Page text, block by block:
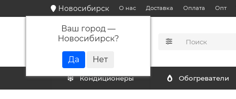
Новосибирск
Ваш город —
Новосибирск?
О нас Доставка Оплата Опт
КАТАЛОГ
Кондиционеры Обогреватели